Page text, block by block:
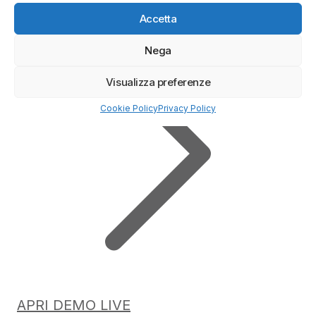
Accetta
Nega
Visualizza preferenze
Cookie PolicyPrivacy Policy
APRI DEMO LIVE